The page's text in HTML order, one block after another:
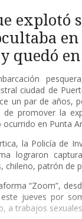
explotó
quedó
ciudad de
un par de años,
promover la
en Punta
la Policía de
lograron
chileno, patrón de
“Zoom”,
jueves por
a trabajos